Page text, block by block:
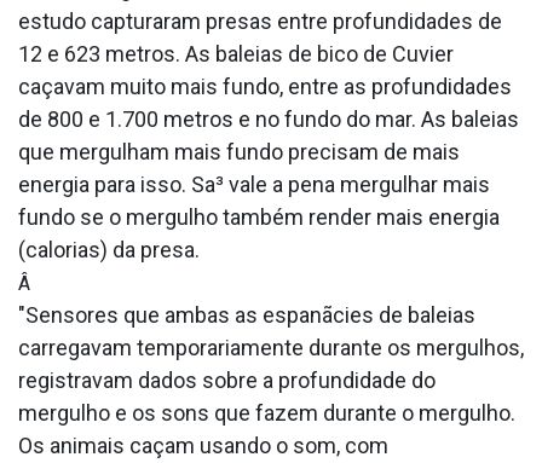
estudo capturaram presas entre profundidades de
12 e 623 metros. As baleias de bico de Cuvier
caçavam muito mais fundo, entre as profundidades
de 800 e 1.700 metros e no fundo do mar. As baleias
que mergulham mais fundo precisam de mais
energia para isso. Sa³ vale a pena mergulhar mais
fundo se o mergulho também render mais energia
(calorias) da presa.
Â
"Sensores que ambas as espanãcies de baleias
carregavam temporariamente durante os mergulhos,
registravam dados sobre a profundidade do
mergulho e os sons que fazem durante o mergulho.
Os animais caçam usando o som, com